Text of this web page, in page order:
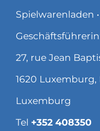
Spielwarenladen
27, rue Jean
1620 Luxemburg,
Luxemburg
Tel +352 408350